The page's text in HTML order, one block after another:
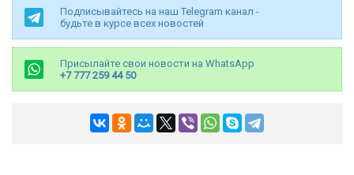
Подписывайтесь на наш Telegram канал -
будьте в курсе всех новостей
Присылайте свои новости на WhatsApp
+7 777 259 44 50